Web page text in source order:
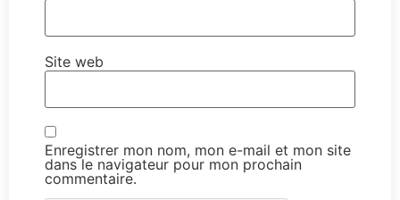
Site web
Enregistrer mon nom, mon e-mail et mon site
dans le navigateur pour mon prochain
commentaire.